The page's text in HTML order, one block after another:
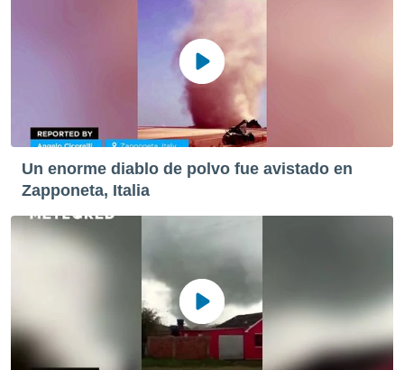
Un enorme diablo de polvo fue avistado en
Zapponeta, Italia